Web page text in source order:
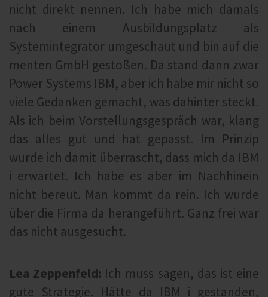
nicht direkt nennen. Ich habe mich damals
nach einem Ausbildungsplatz als
Systemintegrator umgeschaut und bin auf die
menten GmbH gestoßen. Da stand dann zwar
Power Systems IBM, aber ich habe mir nicht so
viele Gedanken gemacht, was dahinter steckt.
Als ich beim Vorstellungsgespräch war, klang
das alles gut und hat gepasst. Im Prinzip
wurde ich damit überrascht, dass mich da IBM
i erwartet. Ich habe es aber im Nachhinein
nicht bereut. Man kommt da rein. Ich wurde
über die Firma da herangeführt. Ganz frei war
das nicht ausgesucht.
Lea Zeppenfeld: Ich muss sagen, das ist eine
gute Strategie. Hätte da IBM i gestanden,